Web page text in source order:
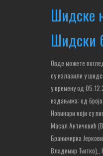
Шидске
Шидски
Овде можете
су излазили у
у времену од
издањима: од
Новинари који су
Масал Античевић
Бранимирка
Владимир Ђитко),